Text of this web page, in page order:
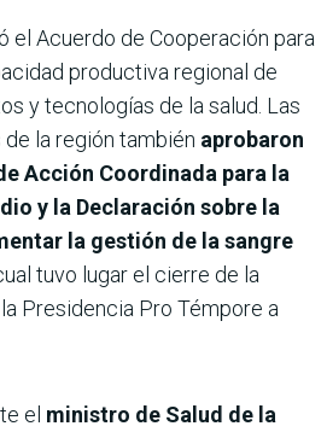
el Acuerdo de Cooperación para
productiva regional de
y tecnologías de la salud. Las
la región también aprobaron
Acción Coordinada para la
y la Declaración sobre la
la gestión de la sangre
tuvo lugar el cierre de la
Presidencia Pro Témpore a
el ministro de Salud de la